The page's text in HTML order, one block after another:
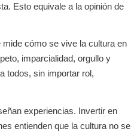
Esto equivale a la opinión de
cómo se vive la cultura en
imparcialidad, orgullo y
todos, sin importar rol,
experiencias. Invertir en
entienden que la cultura no se